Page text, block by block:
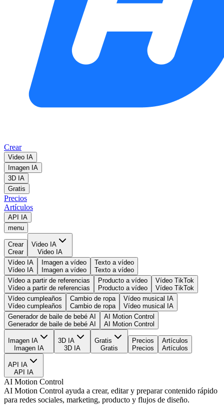
Crear
Video IA
Imagen IA
3D IA
Gratis
Precios
Artículos
API IA
menu
Crear
Crear
Video IA
Video IA
Vídeo IA
Vídeo IA
Imagen a vídeo
Imagen a vídeo
Texto a vídeo
Texto a vídeo
Vídeo a partir de referencias
Vídeo a partir de referencias
Producto a vídeo
Producto a vídeo
Vídeo TikTok
Vídeo TikTok
Vídeo cumpleaños
Vídeo cumpleaños
Cambio de ropa
Cambio de ropa
Vídeo musical IA
Vídeo musical IA
Generador de baile de bebé AI
Generador de baile de bebé AI
AI Motion Control
AI Motion Control
Imagen IA
Imagen IA
3D IA
3D IA
Gratis
Gratis
Precios
Precios
Artículos
Artículos
API IA
API IA
AI Motion Control
AI Motion Control ayuda a crear, editar y preparar contenido rápido
para redes sociales, marketing, producto y flujos de diseño.